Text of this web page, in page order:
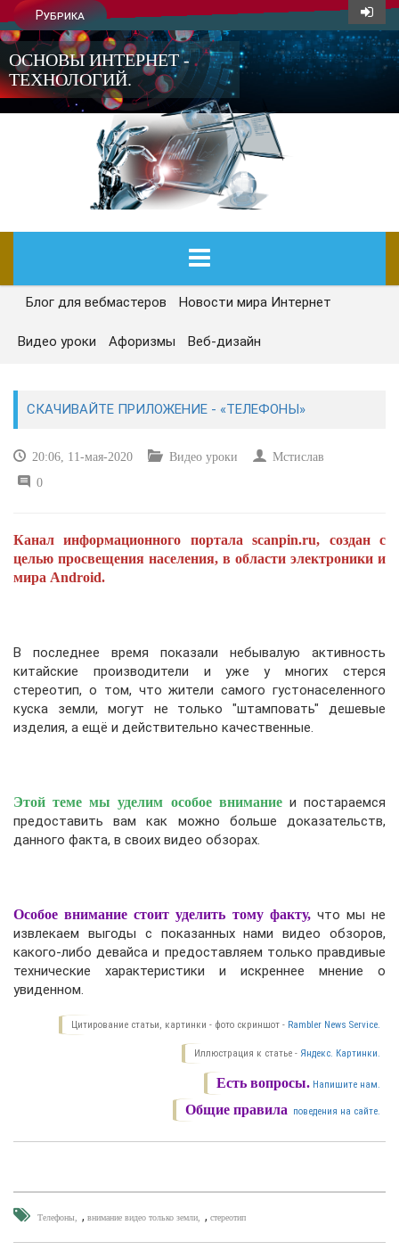
Рубрика
ОСНОВЫ ИНТЕРНЕТ -
ТЕХНОЛОГИЙ.
ГЛАВНАЯ
СЕГОДНЯ
РЕМОНТ И СОВЕТЫ
УЧЕБНИК CSS
Блог для вебмастеров Новости мира Интернет
Видео уроки Афоризмы Веб-дизайн
CКАЧИВАЙТЕ ПРИЛОЖЕНИЕ - «ТЕЛЕФОНЫ»
20:06, 11-мая-2020 Видео уроки
Мстислав
0
Канал информационного портала scanpin.ru, создан с
целью просвещения населения, в области электроники и
мира Android.
В последнее время показали небывалую активность
китайские производители и уже у многих стерся
стереотип, о том, что жители самого густонаселенного
куска земли, могут не только "штамповать" дешевые
изделия, а ещё и действительно качественные.
Этой теме мы уделим особое вниманиеи постараемся
предоставить вам как можно больше доказательств,
данного факта, в своих видео обзорах.
Особое внимание стоит уделить тому факту,что мы не
извлекаем выгоды с показанных нами видео обзоров,
какого-либо девайса и предоставляем только правдивые
технические характеристики и искреннее мнение о
увиденном.
Цитирование статьи, картинки - фото скриншот - Rambler News Service.
Иллюстрация к статье - Яндекс. Картинки.
Есть вопросы. Напишите нам.
Общие правила поведения на сайте.
Телефоны , внимание видео только земли , стереотип